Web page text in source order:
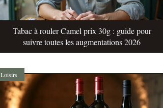
Tabac à rouler Camel prix 30g : guide pour
suivre toutes les augmentations 2026
Loisirs